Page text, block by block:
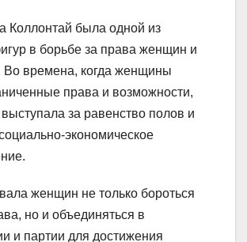
Коллонтай была одной из
в борьбе за права женщин и
времена, когда женщины
права и возможности,
за равенство полов и
экономическое
женщин не только бороться
но и объединяться в
и партии для достижения